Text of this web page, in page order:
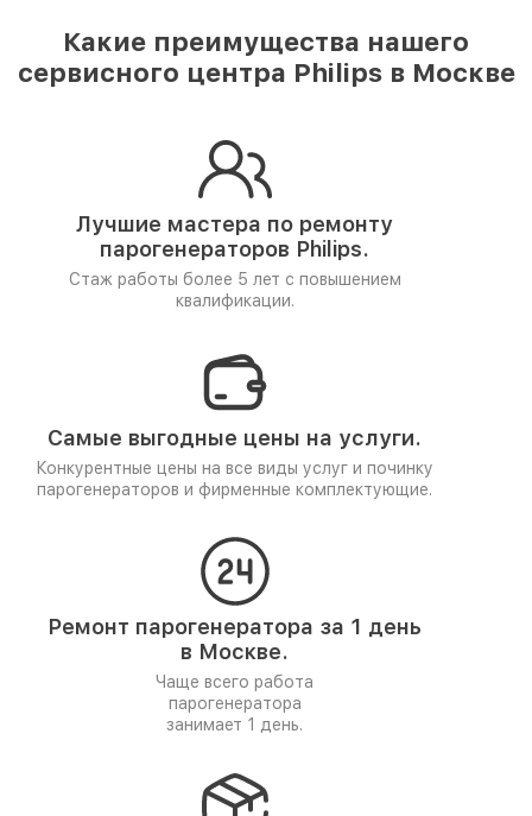
Какие преимущества нашего
сервисного центра Philips в Москве
Лучшие мастера по ремонту
парогенераторов Philips.
Стаж работы более 5 лет с повышением
квалификации.
Самые выгодные цены на услуги.
Конкурентные цены на все виды услуг и починку
парогенераторов и фирменные комплектующие.
Ремонт парогенератора за 1 день
в Москве.
Чаще всего работа
парогенератора
занимает 1 день.